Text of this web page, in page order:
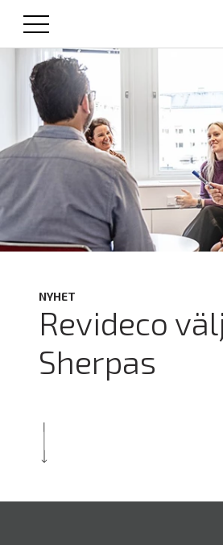
NYHET
Revideco
Sherpas